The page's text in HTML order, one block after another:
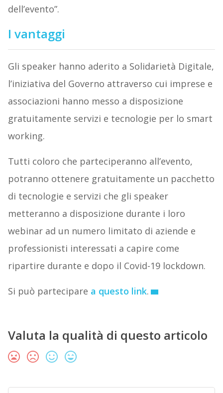
dell’evento”.
I vantaggi
Gli speaker hanno aderito a Solidarietà Digitale,
l’iniziativa del Governo attraverso cui imprese e
associazioni hanno messo a disposizione
gratuitamente servizi e tecnologie per lo smart
working.
Tutti coloro che parteciperanno all’evento,
potranno ottenere gratuitamente un pacchetto
di tecnologie e servizi che gli speaker
metteranno a disposizione durante i loro
webinar ad un numero limitato di aziende e
professionisti interessati a capire come
ripartire durante e dopo il Covid-19 lockdown.
Si può partecipare a questo link.
Valuta la qualità di questo articolo